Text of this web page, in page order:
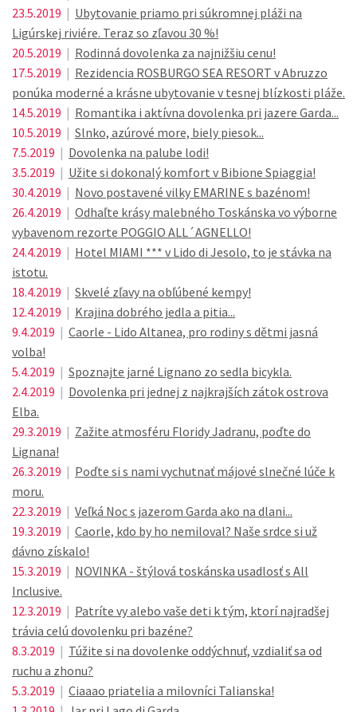
23.5.2019 | Ubytovanie priamo pri súkromnej pláži na
Ligúrskej riviére. Teraz so zľavou 30 %!
20.5.2019 | Rodinná dovolenka za najnižšiu cenu!
17.5.2019 | Rezidencia ROSBURGO SEA RESORT v Abruzzo
ponúka moderné a krásne ubytovanie v tesnej blízkosti pláže.
14.5.2019 | Romantika i aktívna dovolenka pri jazere Garda...
10.5.2019 | Slnko, azúrové more, biely piesok...
7.5.2019 | Dovolenka na palube lodi!
3.5.2019 | Užite si dokonalý komfort v Bibione Spiaggia!
30.4.2019 | Novo postavené vilky EMARINE s bazénom!
26.4.2019 | Odhaľte krásy malebného Toskánska vo výborne
vybavenom rezorte POGGIO ALL´AGNELLO!
24.4.2019 | Hotel MIAMI *** v Lido di Jesolo, to je stávka na
istotu.
18.4.2019 | Skvelé zľavy na obľúbené kempy!
12.4.2019 | Krajina dobrého jedla a pitia...
9.4.2019 | Caorle - Lido Altanea, pro rodiny s dětmi jasná
volba!
5.4.2019 | Spoznajte jarné Lignano zo sedla bicykla.
2.4.2019 | Dovolenka pri jednej z najkrajších zátok ostrova
Elba.
29.3.2019 | Zažite atmosféru Floridy Jadranu, poďte do
Lignana!
26.3.2019 | Poďte si s nami vychutnať májové slnečné lúče k
moru.
22.3.2019 | Veľká Noc s jazerom Garda ako na dlani...
19.3.2019 | Caorle, kdo by ho nemiloval? Naše srdce si už
dávno získalo!
15.3.2019 | NOVINKA - štýlová toskánska usadlosť s All
Inclusive.
12.3.2019 | Patríte vy alebo vaše deti k tým, ktorí najradšej
trávia celú dovolenku pri bazéne?
8.3.2019 | Túžite si na dovolenke oddýchnuť, vzdialiť sa od
ruchu a zhonu?
5.3.2019 | Ciaaao priatelia a milovníci Talianska!